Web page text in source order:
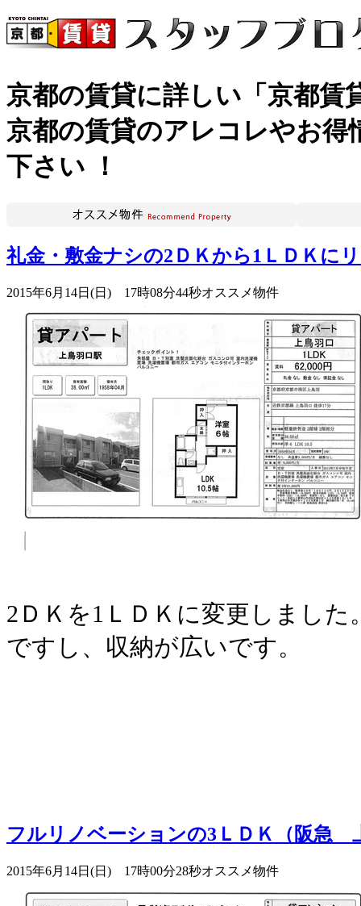
京都の賃貸に詳しい「京都賃
京都の賃貸のアレコレやお
下さい ！
礼金・敷金ナシの2ＤＫから1ＬＤＫに
2015年6月14日(日) 17時08分44秒オススメ物件
2ＤＫを1ＬＤＫに変更しまし
ですし、収納が広いです。
フルリノベーションの3ＬＤＫ（阪急
2015年6月14日(日) 17時00分28秒オススメ物件